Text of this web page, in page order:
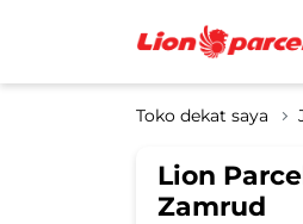
Toko dekat saya
Lion
Zamrud